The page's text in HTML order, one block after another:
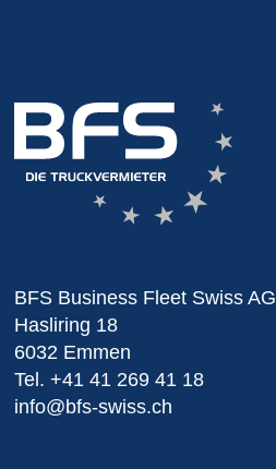
BFS Business Fleet Swiss AG
Hasliring 18
6032 Emmen
Tel. +41 41 269 41 18
info@bfs-swiss.ch